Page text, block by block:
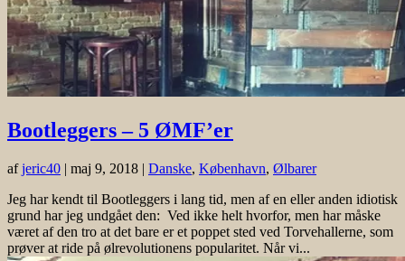
Bootleggers – 5 ØMF’er
afjeric40 | maj 9, 2018 | Danske, København, Ølbarer
Jeg har kendt til Bootleggers i lang tid, men af en eller anden idiotisk
grund har jeg undgået den: Ved ikke helt hvorfor, men har måske
været af den tro at det bare er et poppet sted ved Torvehallerne, som
prøver at ride på ølrevolutionens popularitet. Når vi...